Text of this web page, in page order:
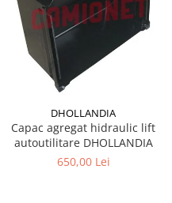
DHOLLANDIA
Capac agregat hidraulic lift
autoutilitare DHOLLANDIA
650,00 Lei